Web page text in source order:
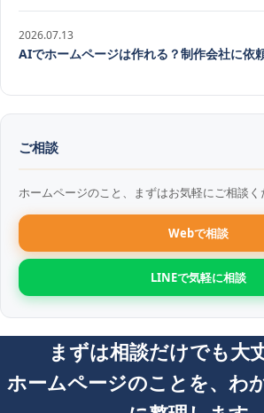
2026.07.13
AIでホームページは作れる？制作会社に依
ご相談
ホームページのこと、まずはお気軽にご相談く
Webで相談
LINEで気軽に相談
まずは相談だけでも大
ホームページのことを、わ